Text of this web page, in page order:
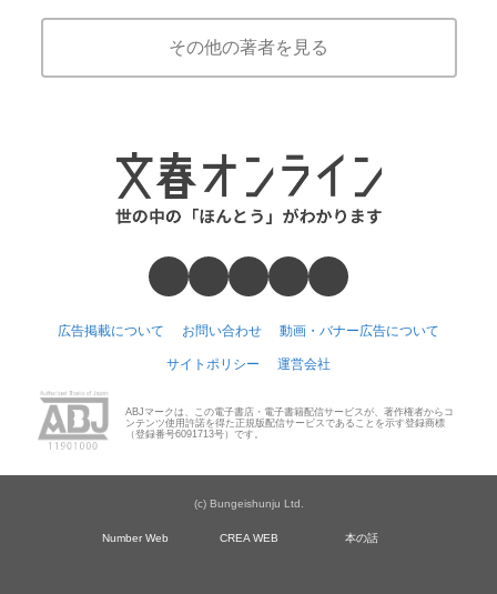
その他の著者を見る
広告掲載について お問い合わせ 動画・バナー広告について
サイトポリシー 運営会社
ABJマークは、この電子書店・電子書籍配信サービスが、著作権者からコ
ンテンツ使用許諾を得た正規版配信サービスであることを示す登録商標
（登録番号6091713号）です。
(c) Bungeishunju Ltd.
Number Web CREA WEB 本の話